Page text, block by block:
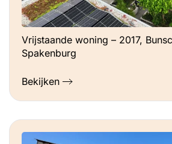
Vrijstaande woning – 2017,
Spakenburg
Bekijken